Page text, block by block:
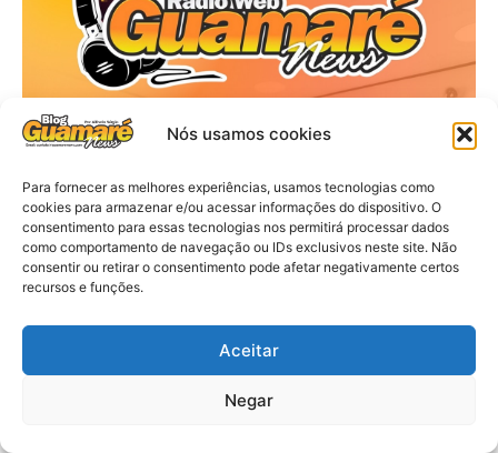
Nós usamos cookies
Para fornecer as melhores experiências, usamos tecnologias como
cookies para armazenar e/ou acessar informações do dispositivo. O
consentimento para essas tecnologias nos permitirá processar dados
como comportamento de navegação ou IDs exclusivos neste site. Não
consentir ou retirar o consentimento pode afetar negativamente certos
recursos e funções.
Aceitar
Negar